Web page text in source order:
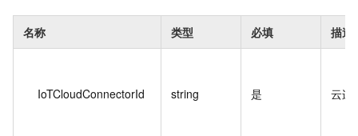
名称 类型 必填 描述
IoTCloudConnectorId string 是 云连